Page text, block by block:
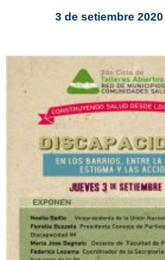
3 de setiembre